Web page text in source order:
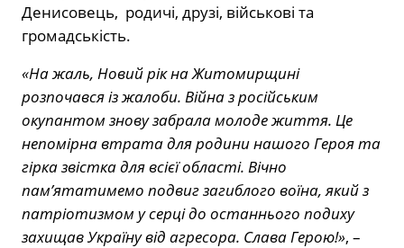
Денисовець, родичі, друзі, військові та
громадськість.
«На жаль, Новий рік на Житомирщині
розпочався із жалоби. Війна з російським
окупантом знову забрала молоде життя. Це
непомірна втрата для родини нашого Героята
гірка звістка для всієї області. Вічно
пам’ятатимемо подвиг загиблого воїна, який з
патріотизмом у серці до останнього подиху
захищав Україну від агресора. Слава Герою!», –